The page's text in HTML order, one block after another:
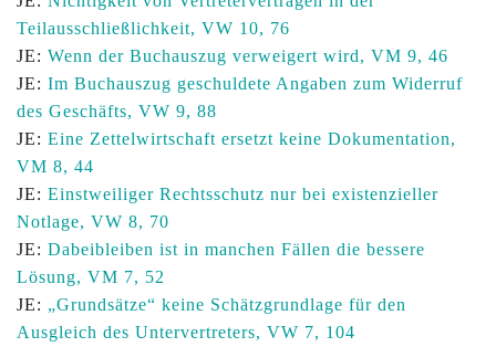
Teilausschließlichkeit, VW 10, 76
JE: Wenn der Buchauszug verweigert wird, VM 9, 46
JE: Im Buchauszug geschuldete Angaben zum Widerruf
des Geschäfts, VW 9, 88
JE: Eine Zettelwirtschaft ersetzt keine Dokumentation,
VM 8, 44
JE: Einstweiliger Rechtsschutz nur bei existenzieller
Notlage, VW 8, 70
JE: Dabeibleiben ist in manchen Fällen die bessere
Lösung, VM 7, 52
JE: „Grundsätze“ keine Schätzgrundlage für den
Ausgleich des Untervertreters, VW 7, 104